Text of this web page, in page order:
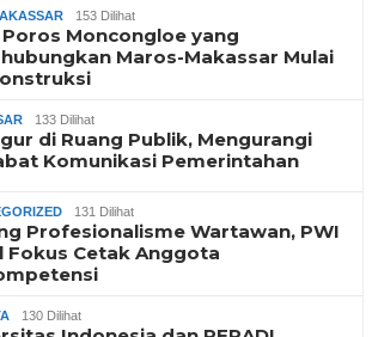
153 Dilihat
Poros Moncongloe yang
Maros-Makassar Mulai
133 Dilihat
di Ruang Publik, Mengurangi
Komunikasi Pemerintahan
131 Dilihat
Profesionalisme Wartawan, PWI
Fokus Cetak Anggota
130 Dilihat